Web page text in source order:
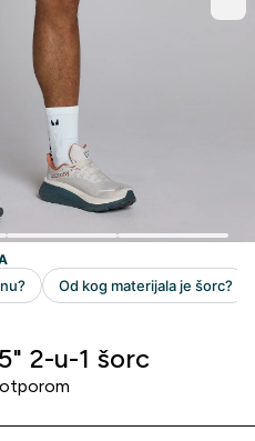
2-u-1 šorc